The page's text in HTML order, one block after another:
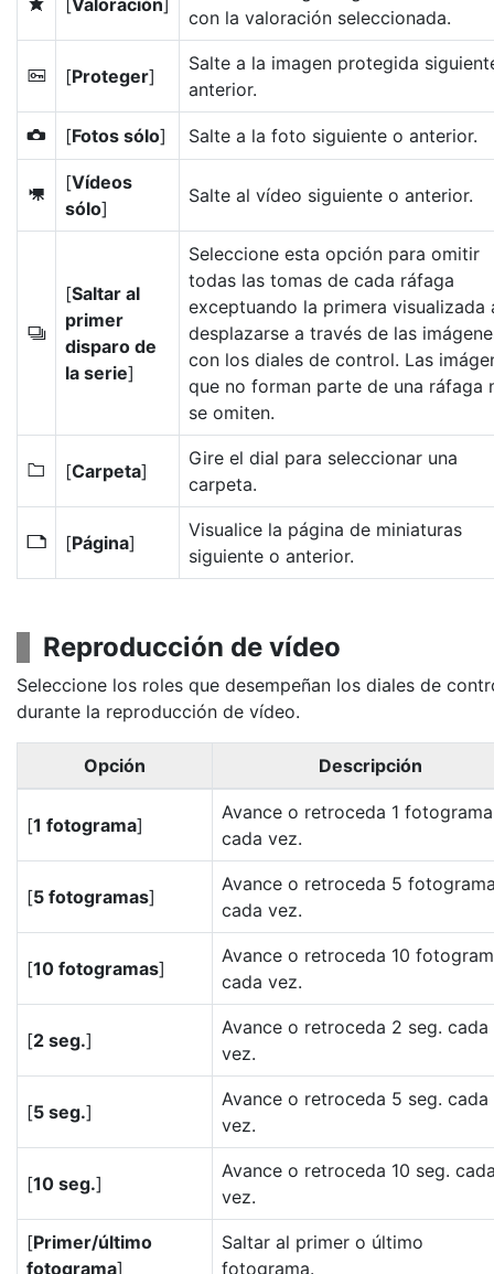
c Valoración
con la valoración seleccionada.
P [Proteger]
Salte a la imagen protegida
anterior.
C [Fotos sólo] Salte a la foto siguiente o anterior.
1
[Vídeos
sólo]
Salte al vídeo siguiente o anterior.
c
[Saltar al
primer
disparo de
la serie]
Seleccione esta opción para omitir
todas las tomas de cada ráfaga
exceptuando la primera visualizada
desplazarse a través de las
con los diales de control. Las
que no forman parte de una ráfaga
se omiten.
W [Carpeta]
Gire el dial para seleccionar una
carpeta.
7 [Página]
Visualice la página de miniaturas
siguiente o anterior.
Reproducción de vídeo
Seleccione los roles que desempeñan los diales de
durante la reproducción de vídeo.
Opción Descripción
[1 fotograma]
Avance o retroceda 1 fotograma
cada vez.
[5 fotogramas]
Avance o retroceda 5
cada vez.
[10 fotogramas]
Avance o retroceda 10
cada vez.
[2 seg.]
Avance o retroceda 2 seg. cada
vez.
[5 seg.]
Avance o retroceda 5 seg. cada
vez.
[10 seg.]
Avance o retroceda 10 seg.
vez.
[Primer/último
fotograma]
Saltar al primer o último
fotograma.